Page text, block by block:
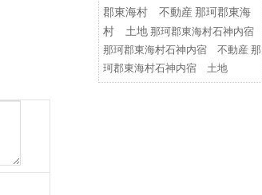
郡東海村 不動産那珂郡東海
村 土地 那珂郡東海村石神内宿
那珂郡東海村石神内宿 不動産 那
珂郡東海村石神内宿 土地